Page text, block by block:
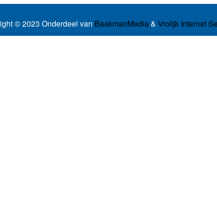
© 2023 Onderdeel van BaakmanMedia& Vrolijk Internet